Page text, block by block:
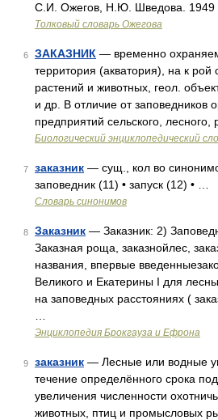
С.И. Ожегов, Н.Ю. Шведова. 1949
Толковый словарь Ожегова
6 ЗАКАЗНИК — временно
территория (акватория), на к
растений и животных, геол.
и др. В отличие от заповедников
предприятий сельского, лесного,
Биологический энциклопедический
7 заказник — сущ., кол во
заповедник (11) • запуск (12) • …
Словарь синонимов
8 Заказник — Заказник: 2)
Заказная роща, заказнойлес,
названия, впервые
Великого и Екатерины I для
на заповедных расстояниях (
Энциклопедия Брокгауза и Ефрона
9 заказник — Лесные или водные
течение определённого срока
увеличения численности
животных, птиц и промысловых